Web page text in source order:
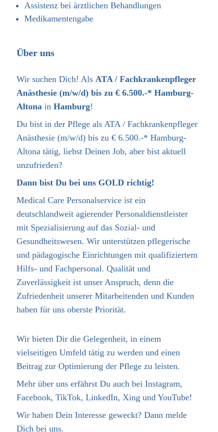
Über uns
Wir suchen Dich! Als ATA / Fachkrankenpfleger
Anästhesie (m/w/d) bis zu € 6.500.-* Hamburg-
Altona in Hamburg!
Du bist in der Pflege als ATA / Fachkrankenpfleger
Anästhesie (m/w/d) bis zu € 6.500.-* Hamburg-
Altona tätig, liebst Deinen Job, aber bist aktuell
unzufrieden?
Dann bist Du bei uns GOLD richtig!
Medical Care Personalservice ist ein
deutschlandweit agierender Personaldienstleister
mit Spezialisierung auf das Sozial- und
Gesundheitswesen. Wir unterstützen pflegerische
und pädagogische Einrichtungen mit qualifiziertem
Hilfs- und Fachpersonal. Qualität und
Zuverlässigkeit ist unser Anspruch, denn die
Zufriedenheit unserer Mitarbeitenden und Kunden
haben für uns oberste Priorität.
Assistenz bei ärztlichen Behandlungen
Medikamentengabe
Wir bieten Dir die Gelegenheit, in einem
vielseitigen Umfeld tätig zu werden und einen
Beitrag zur Optimierung der Pflege zu leisten.
Mehr über uns erfährst Du auch bei Instagram,
Facebook, TikTok, LinkedIn, Xing und YouTube!
Wir haben Dein Interesse geweckt? Dann melde
Dich bei uns.